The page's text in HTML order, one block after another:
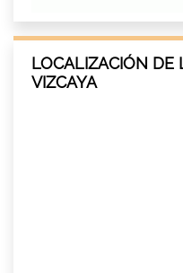
LOCALIZACIÓN DE
VIZCAYA